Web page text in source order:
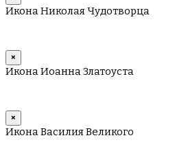
Икона Николая Чудотворца
×
Икона Иоанна Златоуста
×
Икона Василия Великого